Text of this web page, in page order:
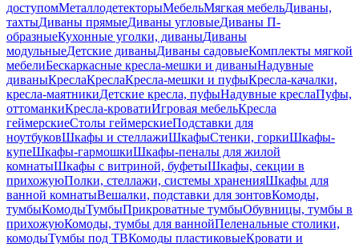
доступомМеталлодетекторыМебельМягкая мебельДиваны,
тахтыДиваны прямыеДиваны угловыеДиваны П-
образныеКухонные уголки, диваныДиваны
модульныеДетские диваныДиваны садовыеКомплекты мягкой
мебелиБескаркасные кресла-мешки и диваныНадувные
диваныКреслаКреслаКресла-мешки и пуфыКресла-качалки,
кресла-маятникиДетские кресла, пуфыНадувные креслаПуфы,
оттоманкиКресла-кроватиИгровая мебельКресла
геймерскиеСтолы геймерскиеПодставки для
ноутбуковШкафы и стеллажиШкафыСтенки, горкиШкафы-
купеШкафы-гармошкиШкафы-пеналы для жилой
комнатыШкафы с витриной, буфетыШкафы, секции в
прихожуюПолки, стеллажи, системы храненияШкафы для
ванной комнатыВешалки, подставки для зонтовКомоды,
тумбыКомодыТумбыПрикроватные тумбыОбувницы, тумбы в
прихожуюКомоды, тумбы для ваннойПеленальные столики,
комодыТумбы под ТВКомоды пластиковыеКровати и